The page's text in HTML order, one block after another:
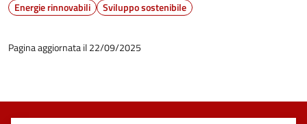
Energie rinnovabili Sviluppo sostenibile
Pagina aggiornata il 22/09/2025